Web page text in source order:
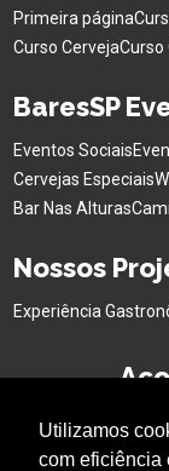
Utilizamos
com eficiência
Primeira página
Curso CervejaCurso
BaresSP
Eventos Sociais
Cervejas Especiais
Bar Nas Alturas
Nossos
Experiência